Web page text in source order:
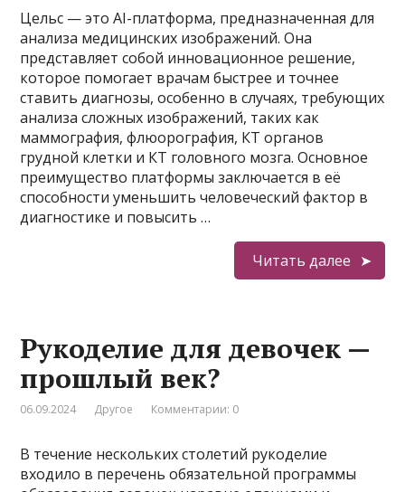
Цельс — это AI-платформа, предназначенная для
анализа медицинских изображений. Она
представляет собой инновационное решение,
которое помогает врачам быстрее и точнее
ставить диагнозы, особенно в случаях, требующих
анализа сложных изображений, таких как
маммография, флюорография, КТ органов
грудной клетки и КТ головного мозга. Основное
преимущество платформы заключается в её
способности уменьшить человеческий фактор в
диагностике и повысить …
Читать далее
Рукоделие для девочек —
прошлый век?
06.09.2024 Другое Комментарии: 0
В течение нескольких столетий рукоделие
входило в перечень обязательной программы